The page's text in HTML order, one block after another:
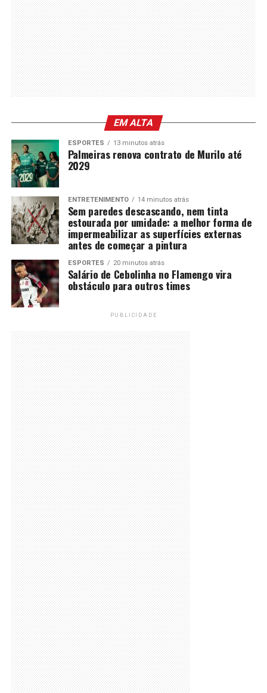
EM ALTA
ESPORTES 13 minutos atrás
Palmeiras renova contrato de Murilo até
2029
ENTRETENIMENTO 14 minutos atrás
Sem paredes descascando, nem tinta
estourada por umidade: a melhor forma de
impermeabilizar as superfícies externas
antes de começar a pintura
ESPORTES 20 minutos atrás
Salário de Cebolinha no Flamengo vira
obstáculo para outros times
PUBLICIDADE